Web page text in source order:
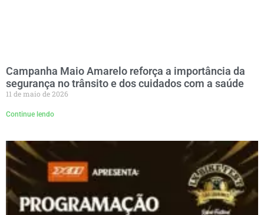
Campanha Maio Amarelo reforça a importância da
segurança no trânsito e dos cuidados com a saúde
11 de maio de 2026
Continue lendo